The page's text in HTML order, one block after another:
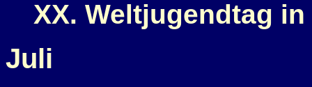
XX. Weltjugendtag
Juli